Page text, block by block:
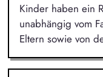
Kinder haben ein
unabhängig vom
Eltern sowie von